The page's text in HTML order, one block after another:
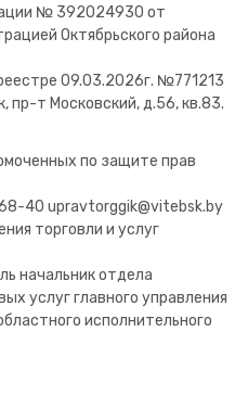
№ 392024930 от
Октябрьского района
09.03.2026г. №771213
пр-т Московский, д.56, кв.83.
по защите прав
40 upravtorggik@vitebsk.by
торговли и услуг
начальник отдела
услуг главного управления
исполнительного